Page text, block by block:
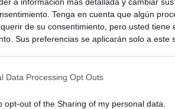
Tenga en cuenta que algún
de su consentimiento, pero usted tiene
Sus preferencias se aplicarán solo a este
Data Processing Opt Outs
opt-out of the Sharing of my personal data.